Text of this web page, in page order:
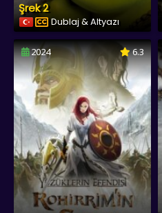
Şrek 2
Dublaj & Altyazı
2024 6.3